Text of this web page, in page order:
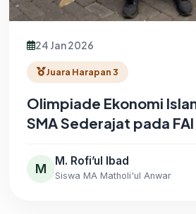
24 Jan 2026
Juara Harapan 3
Olimpiade Ekonomi
SMA Sederajat pada FAI
Universitas
M M. Rofi’ul Ibad
Siswa MA Matholi'ul Anwar